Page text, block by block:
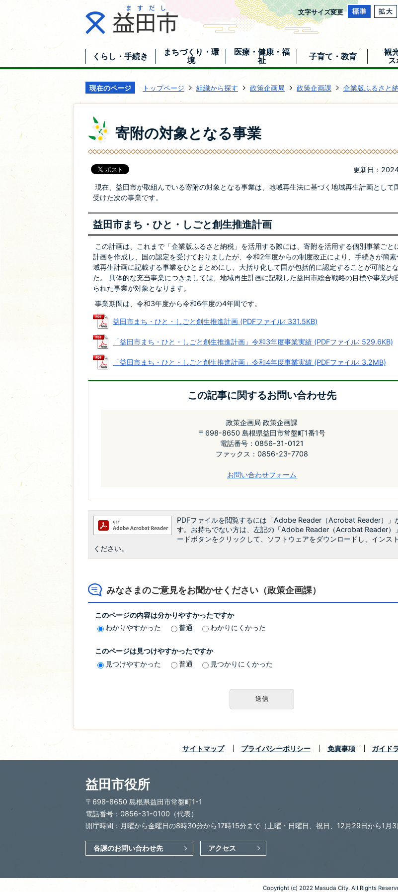
文字サイズ変更
くらし・手続き
まちづくり・環
境
医療・健康・福
祉
子育て・教育
観
ス
現在のページ トップページ 組織から探す 政策企画局 政策企画課 企業版ふるさと
寄附の対象となる事業
更新日：
現在、益田市が取組んでいる寄附の対象となる事業は、地域再生法に基づく地域再生計画として
受けた次の事業です。
益田市まち・ひと・しごと創生推進計画
この計画は、これまで「企業版ふるさと納税」を活用する際には、寄附を活用する個別事業ごと
計画を作成し、国の認定を受けておりましたが、令和2年度からの制度改正により、手続きが簡
域再生計画に記載する事業をひとまとめにし、大括り化して国が包括的に認定することが可能と
た。 具体的な充当事業につきましては、地域再生計画に記載した益田市総合戦略の目標や事業内
られた事業が対象となります。
事業期間は、令和3年度から令和6年度の4年間です。
益田市まち・ひと・しごと創生推進計画 (PDFファイル: 331.5KB)
「益田市まち・ひと・しごと創生推進計画」令和3年度事業実績 (PDFファイル: 529.6KB)
「益田市まち・ひと・しごと創生推進計画」令和4年度事業実績 (PDFファイル: 3.2MB)
この記事に関するお問い合わせ先
政策企画局 政策企画課
〒698-8650 島根県益田市常盤町1番1号
電話番号：0856-31-0121
ファックス：0856-23-7708
お問い合わせフォーム
PDFファイルを閲覧するには「Adobe Reader（Acrobat Reader）」
す。お持ちでない方は、左記の「Adobe Reader（Acrobat Reader）
ードボタンをクリックして、ソフトウェアをダウンロードし、インス
ください。
みなさまのご意見をお聞かせください（政策企画課）
このページの内容は分かりやすかったですか
わかりやすかった
普通 わかりにくかった
このページは見つけやすかったですか
見つけやすかった
普通 見つかりにくかった
サイトマップ プライバシーポリシー 免責事項 ガイド
益田市役所
〒698-8650 島根県益田市常盤町1-1
電話番号：0856-31-0100（代表）
開庁時間：月曜から金曜日の8時30分から17時15分まで （土曜・日曜日、祝日、12月29日から1月3
各課のお問い合わせ先 アクセス
Copyright (c) 2022 Masuda City. All Rights